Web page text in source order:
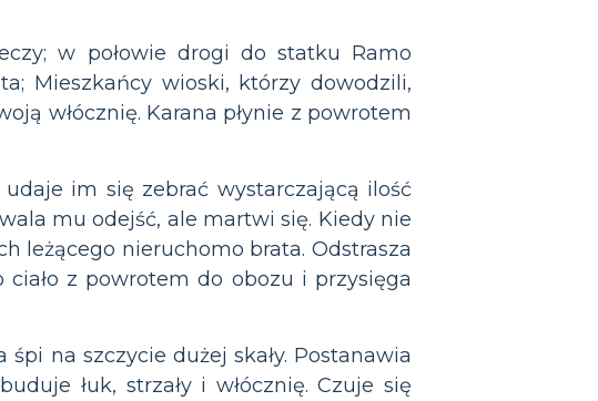
w połowie drogi do statku Ramo
Mieszkańcy wioski, którzy dowodzili,
włócznię. Karana płynie z powrotem
im się zebrać wystarczającą ilość
mu odejść, ale martwi się. Kiedy nie
leżącego nieruchomo brata. Odstrasza
z powrotem do obozu i przysięga
na szczycie dużej skały. Postanawia
łuk, strzały i włócznię. Czuje się